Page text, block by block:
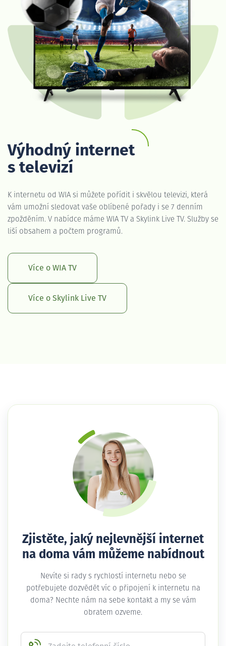
Výhodný internet
s televizí
K internetu od WIA si můžete pořídit i skvělou televizi, která
vám umožní sledovat vaše oblíbené pořady i se 7 denním
zpožděním. V nabídce máme WIA TV a Skylink Live TV. Služby se
liší obsahem a počtem programů.
Více o WIA TV
Více o Skylink Live TV
Zjistěte, jaký nejlevnější internet
na doma vám můžeme nabídnout
Nevíte si rady s rychlostí internetu nebo se
potřebujete dozvědět víc o připojení k internetu na
doma? Nechte nám na sebe kontakt a my se vám
obratem ozveme.